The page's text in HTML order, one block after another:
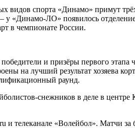
видов спорта «Динамо» примут
у «Динамо-ЛО» появилось
в чемпионате России.
победители и призёры первого
на лучший результат хозяева
раунд.
снежников в деле в
и телеканале «Волейбол». Матчи